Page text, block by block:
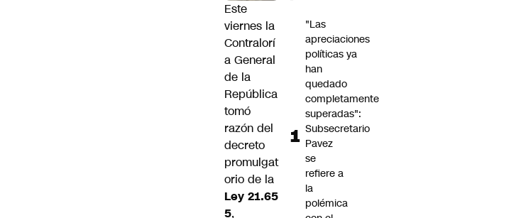
Este
viernes la
Contralorí
a General
de la
República
tomó
razón del
decreto
promulgat
orio de la
Ley 21.65
5,
"Las
apreciaciones
políticas ya
han
quedado
completamente
superadas":
Subsecretario
Pavez
se
refiere a
la
polémica